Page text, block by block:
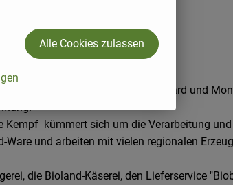
Dipl.Ing.int.agr. Gerhard und
kümmert sich um die Verarbeitung
und arbeiten mit vielen regionalen
die Bioland-Käserei, den Lieferservice
Alle Cookies zulassen